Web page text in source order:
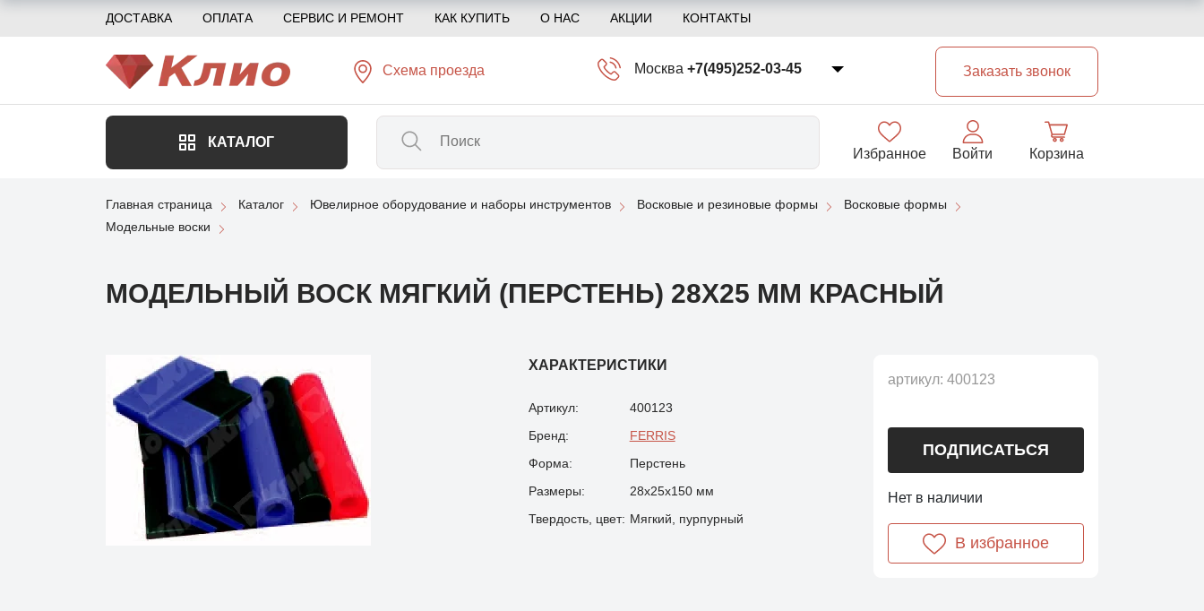
ДОСТАВКА ОПЛАТА СЕРВИС И РЕМОНТ КАК КУПИТЬ О НАС АКЦИИ КОНТАКТЫ
Схема проезда Москва +7(495)252-03-45
Заказать звонок
КАТАЛОГ
Избранное Войти Корзина
Главная страница Каталог Ювелирное оборудование и наборы инструментов Восковые и резиновые формы
Восковые формы
Модельные воски
МОДЕЛЬНЫЙ ВОСК МЯГКИЙ (ПЕРСТЕНЬ) 28Х25 ММ КРАСНЫЙ
ХАРАКТЕРИСТИКИ
Артикул:
400123
Бренд:
FERRIS
Форма:
Перстень
Размеры:
28х25х150 мм
Твердость, цвет: Мягкий, пурпурный
артикул: 400123
ПОДПИСАТЬСЯ
Нет в наличии
В избранное